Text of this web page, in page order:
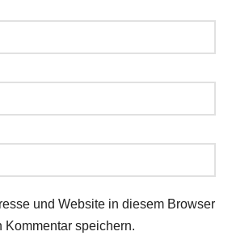
und Website in diesem Browser
Kommentar speichern.